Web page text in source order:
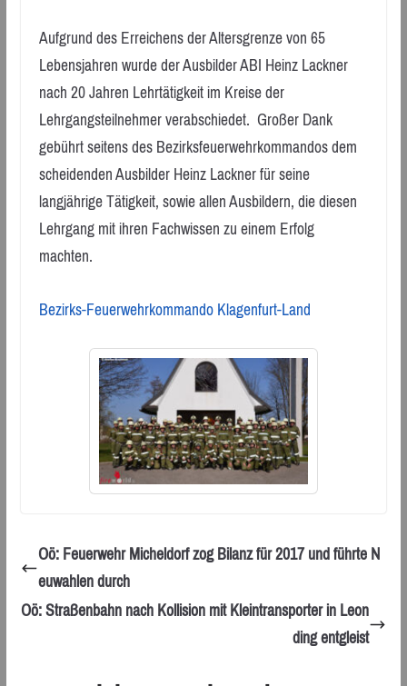
Aufgrund des Erreichens der Altersgrenze von 65
Lebensjahren wurde der Ausbilder ABI Heinz Lackner
nach 20 Jahren Lehrtätigkeit im Kreise der
Lehrgangsteilnehmer verabschiedet. Großer Dank
gebührt seitens des Bezirksfeuerwehrkommandos dem
scheidenden Ausbilder Heinz Lackner für seine
langjährige Tätigkeit, sowie allen Ausbildern, die diesen
Lehrgang mit ihren Fachwissen zu einem Erfolg
machten.
Bezirks-Feuerwehrkommando Klagenfurt-Land
Oö: Feuerwehr Micheldorf zog Bilanz für 2017 und führte N
euwahlen durch
Oö: Straßenbahn nach Kollision mit Kleintransporter in Leon
ding entgleist